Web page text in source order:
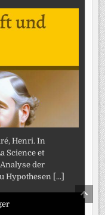
Henri. In
Science et
der
Hypothesen
[...]
TO
TOP